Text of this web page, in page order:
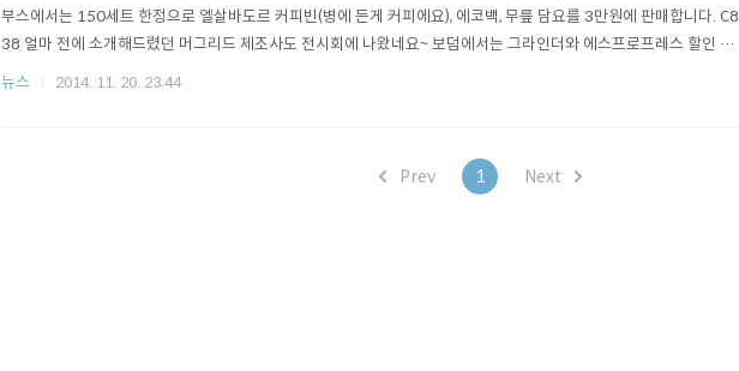
부스에서는 150세트 한정으로 엘살바도르 커피빈(병에 든게 커피에요), 에코백, 무릎 담요를 3만원에 판매합니다. C8
38 얼마 전에 소개해드렸던 머그리드 제조사도 전시회에 나왔네요~ 보덤에서는 그라인더와 에스프로프레스 할인 행
사를 하네요! C615.페이북에서 봐오던 커피스팟이 앱을 출시했네요. 제가 하던 카페투어와 같은 일을 앱으로 잘 표현
뉴스 2014. 11. 20. 23:44
Prev 1 Next